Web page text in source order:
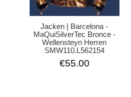
Jacken | Barcelona -
MaQuiSilverTec Bronce -
Wellensteyn Herren
SMW110.L562154
€55.00